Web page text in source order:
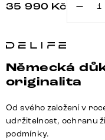
35 990 Kč
cm
mango
hnědá
4
Německá
originalita
Od svého založení v
udržitelnost, ochranu
podmínky.